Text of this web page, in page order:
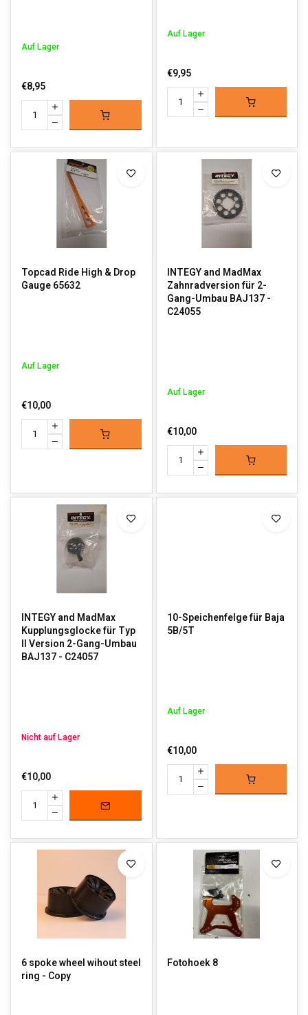
Auf Lager
€8,95
Auf Lager
€9,95
Topcad Ride High & Drop
Gauge 65632
Auf Lager
€10,00
INTEGY and MadMax
Zahnradversion für 2-
Gang-Umbau BAJ137 -
C24055
Auf Lager
€10,00
INTEGY and MadMax
Kupplungsglocke für Typ
II Version 2-Gang-Umbau
BAJ137 - C24057
Nicht auf Lager
€10,00
10-Speichenfelge für Baja
5B/5T
Auf Lager
€10,00
6 spoke wheel wihout steel
ring - Copy
Fotohoek 8